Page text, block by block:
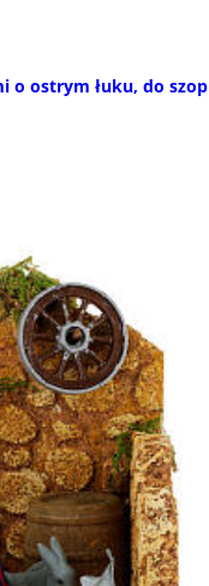
o ostrym łuku, do